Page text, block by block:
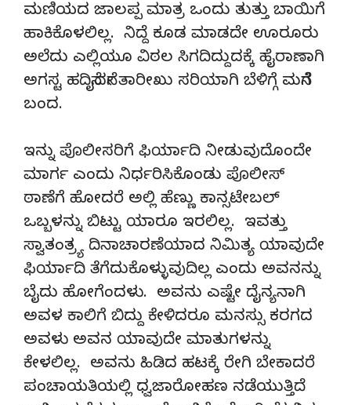
ಮಣಿಯದ ಜಾಲಪ್ಪ ಮಾತ್ರ ಒಂದು ತುತ್ತು ಬಾಯಿಗೆ
ಹಾಕಿಕೊಳಲಿಲ್ಲ. ನಿದ್ದೆ ಕೂಡ ಮಾಡದೇ ಊರೂರು
ಅಲೆದು ಎಲ್ಲಿಯೂ ವಿಠಲ ಸಿಗದಿದ್ದುದಕ್ಕೆ ಹೈರಾಣಾಗಿ
ಅಗಸ್ಟ ಹದಿನೈದನೇ ತಾರೀಖು ಸರಿಯಾಗಿ ಬೆಳಿಗ್ಗೆ ಮನೆಗೆ
ಬಂದ.
ಇನ್ನು ಪೊಲೀಸರಿಗೆ ಫಿರ್ಯಾದಿ ನೀಡುವುದೊಂದೇ
ಮಾರ್ಗ ಎಂದು ನಿರ್ಧರಿಸಿಕೊಂಡು ಪೊಲೀಸ್
ಠಾಣೆಗೆ ಹೋದರೆ ಅಲ್ಲಿ ಹೆಣ್ಣು ಕಾನ್ಸಟೇಬಲ್
ಒಬ್ಬಳನ್ನು ಬಿಟ್ಟು ಯಾರೂ ಇರಲಿಲ್ಲ. ಇವತ್ತು
ಸ್ವಾತಂತ್ರ್ಯ ದಿನಾಚಾರಣೆಯಾದ ನಿಮಿತ್ಯ ಯಾವುದೇ
ಫಿರ್ಯಾದಿ ತೆಗೆದುಕೊಳ್ಳುವುದಿಲ್ಲ ಎಂದು ಅವನನ್ನು
ಬೈದು ಹೋಗೆಂದಳು. ಅವನು ಎಷ್ಟೇ ದೈನ್ಯನಾಗಿ
ಅವಳ ಕಾಲಿಗೆ ಬಿದ್ದು ಕೇಳಿದರೂ ಮನಸ್ಸು ಕರಗದ
ಅವಳು ಅವನ ಯಾವುದೇ ಮಾತುಗಳನ್ನು
ಕೇಳಲಿಲ್ಲ. ಅವನು ಹಿಡಿದ ಹಟಕ್ಕೆ ರೇಗಿ ಬೇಕಾದರೆ
ಪಂಚಾಯತಿಯಲ್ಲಿ ಧ್ವಜಾರೋಹಣ ನಡೆಯುತ್ತಿದೆ